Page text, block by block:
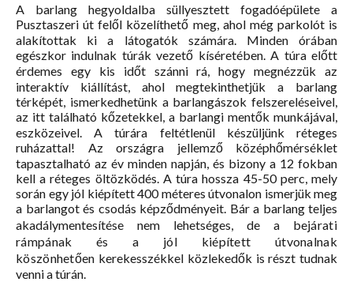
A barlang hegyoldalba süllyesztett fogadóépülete a
Pusztaszeri út felől közelíthető meg, ahol még parkolót is
alakítottak ki a látogatók számára. Minden órában
egészkor indulnak túrák vezető kíséretében. A túra előtt
érdemes egy kis időt szánni rá, hogy megnézzük az
interaktív kiállítást, ahol megtekinthetjük a barlang
térképét, ismerkedhetünk a barlangászok felszereléseivel,
az itt található kőzetekkel, a barlangi mentők munkájával,
eszközeivel. A túrára feltétlenül készüljünk réteges
ruházattal! Az országra jellemző középhőmérséklet
tapasztalható az év minden napján, és bizony a 12 fokban
kell a réteges öltözködés. A túra hossza 45-50 perc, mely
során egy jól kiépített 400 méteres útvonalon ismerjük meg
a barlangot és csodás képződményeit. Bár a barlang teljes
akadálymentesítése nem lehetséges, de a bejárati
rámpának és a jól kiépített útvonalnak
köszönhetően kerekesszékkel közlekedők is részt tudnak
venni a túrán.